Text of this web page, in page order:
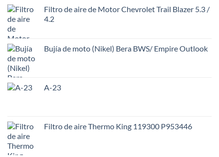
Filtro de aire de Motor Chevrolet Trail Blazer 5.3 /
4.2
Bujía de moto (Nikel) Bera BWS/ Empire Outlook
A-23
Filtro de aire Thermo King 119300 P953446